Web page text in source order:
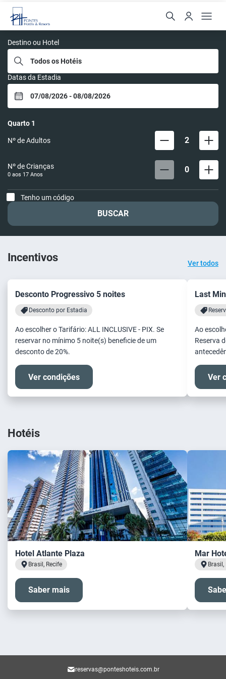
Rede Pontes
Destino ou Hotel
Datas da Estadia
Quarto 1
Nº de Adultos 2
Nº de Crianças
0 aos 17 Anos 0
Tenho um código
BUSCAR
Incentivos Ver todos
Desconto Progressivo 5 noites
Desconto por Estadia
Ao escolher o Tarifário: ALL INCLUSIVE - PIX. Se
reservar no mínimo 5 noite(s) beneficie de um
desconto de 20%.
Ver condições
Last
Ao
Reserva
Ver
Hotéis
Hotel Atlante Plaza
Brasil, Recife
Saber mais
Mar
Brasil,
reservas@ponteshoteis.com.br